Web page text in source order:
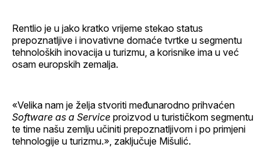
Rentlio je u jako kratko vrijeme stekao status
prepoznatljive i inovativne domaće tvrtke u segmentu
tehnoloških inovacija u turizmu, a korisnike ima u već
osam europskih zemalja.
«Velika nam je želja stvoriti međunarodno prihvaćen
Software as a Service proizvod u turističkom segmentu
te time našu zemlju učiniti prepoznatljivom i po primjeni
tehnologije u turizmu.», zaključuje Mišulić.